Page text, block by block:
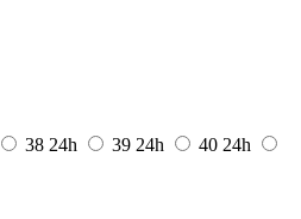
38 24h 39 24h 40 24h